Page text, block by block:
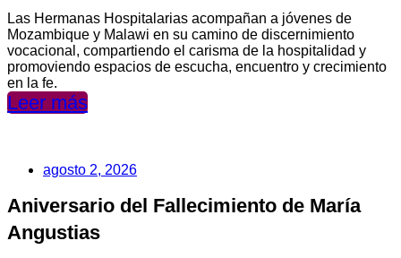
Las Hermanas Hospitalarias acompañan a jóvenes de
Mozambique y Malawi en su camino de discernimiento
vocacional, compartiendo el carisma de la hospitalidad y
promoviendo espacios de escucha, encuentro y crecimiento
en la fe.
Leer más
agosto 2, 2026
Aniversario del Fallecimiento de María
Angustias